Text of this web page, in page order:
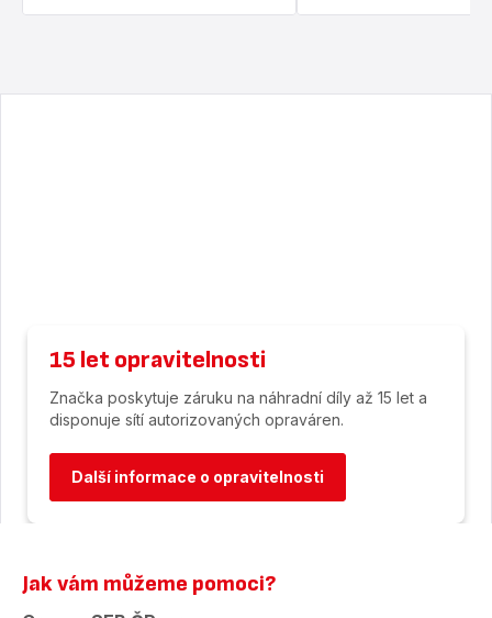
15 let opravitelnosti
Značka poskytuje záruku na náhradní díly až 15 let a
disponuje sítí autorizovaných opraváren.
Další informace o opravitelnosti
Jak vám můžeme pomoci?